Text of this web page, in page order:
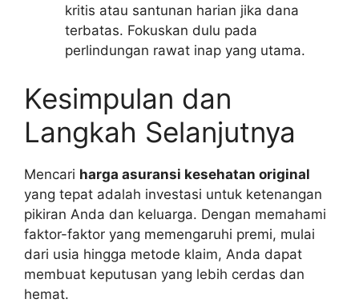
kritis atau santunan harian jika dana
terbatas. Fokuskan dulu pada
perlindungan rawat inap yang utama.
Kesimpulan dan
Langkah Selanjutnya
Mencari harga asuransi kesehatan original
yang tepat adalah investasi untuk ketenangan
pikiran Anda dan keluarga. Dengan memahami
faktor-faktor yang memengaruhi premi, mulai
dari usia hingga metode klaim, Anda dapat
membuat keputusan yang lebih cerdas dan
hemat.